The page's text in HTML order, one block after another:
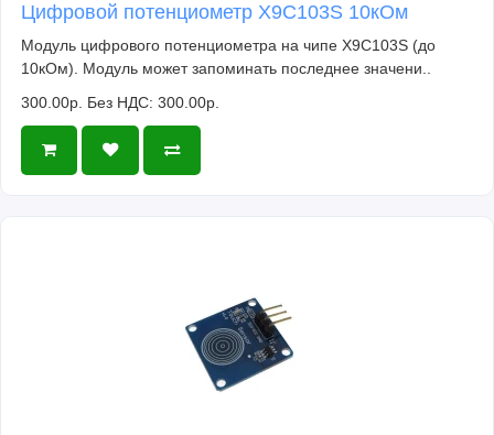
Комплектация
Пульт: 1 шт
ИК-приемник: 1 шт
Кабель: 1 шт
ИК-светодиод: 1 шт
Цифровой потенциометр X9C103S 10кОм
Модуль цифрового потенциометра на чипе X9C103S (до
10кОм). Модуль может запоминать последнее значени..
300.00р. Без НДС: 300.00р.